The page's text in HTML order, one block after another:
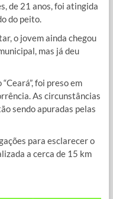
de 21 anos, foi atingida
do peito.
o jovem ainda chegou
mas já deu
foi preso em
As circunstâncias
sendo apuradas pelas
para esclarecer o
a cerca de 15 km